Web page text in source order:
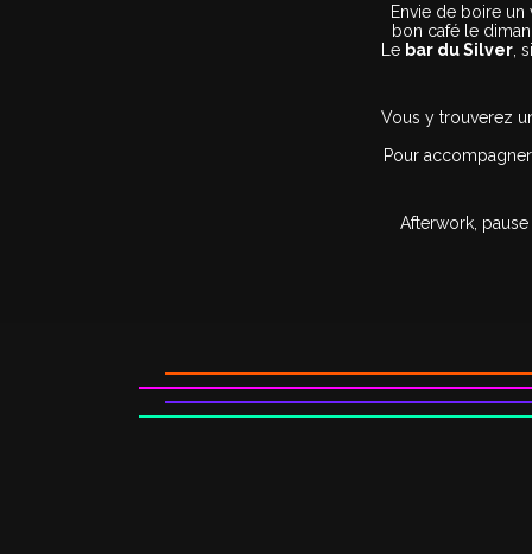
Envie de boire
bon café le
Le bar du Silver ,
Vous y trouverez
Pour
Afterwork,